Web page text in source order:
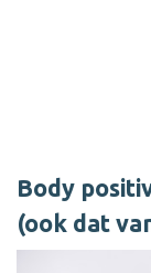
Body
(ook dat